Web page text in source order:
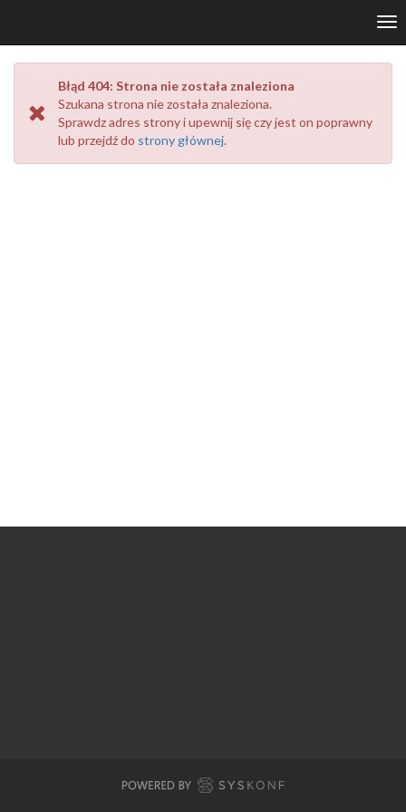
Błąd 404: Strona nie została znaleziona
Szukana stronanie została znaleziona.
Sprawdz adres strony i upewnij się czy jest on poprawny
lub przejdź do strony głównej.